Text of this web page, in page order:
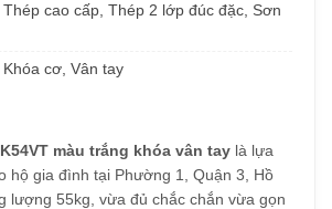
Thép cao cấp, Thép 2 lớp đúc đặc, Sơn
Khóa cơ, Vân tay
màu trắng khóa vân tay là lựa
hộ gia đình tại Phường 1, Quận 3, Hồ
lượng 55kg, vừa đủ chắc chắn vừa gọn